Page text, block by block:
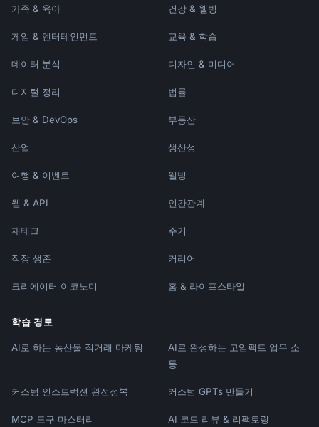
가족 & 육아 건강 & 웰빙
게임 & 엔터테인먼트 교육 & 학습
데이터 분석 디자인 & 미디어
디지털 정리 법률
보안 & DevOps 부동산
산업 생산성
여행 & 이벤트 웰빙
웹 & API 인간관계
재테크 주거
직장 생존 커리어
크리에이터 이코노미 홈 & 라이프스타일
학습 경로
AI로 하는 농산물 직거래 마케팅
AI로 완성하는 고임팩트 업무 소
통
커스텀 인스트럭션 완전정복 커스텀 GPTs 만들기
MCP 도구 마스터리 AI 코드 리뷰 & 리팩토링